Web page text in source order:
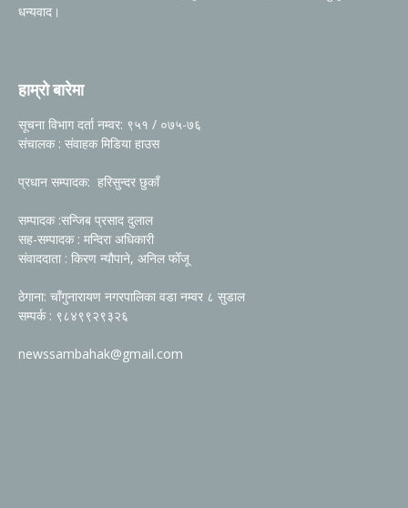
धन्यवाद।
हाम्रो बारेमा
सूचना विभाग दर्ता नम्वर: ९५१ / ०७५-७६
संचालक : संवाहक मिडिया हाउस
प्रधान सम्पादक: हरिसुन्दर छुकाँ
सम्पादक :सन्जिब प्रसाद दुलाल
सह-सम्पादक : मन्दिरा अधिकारी
संवाददाता : किरण न्यौपाने, अनिल फोँजू
ठेगाना: चाँगुनारायण नगरपालिका वडा नम्वर ८ सुडाल
सम्पर्क : ९८४९९२९३२६
newssambahak@gmail.com